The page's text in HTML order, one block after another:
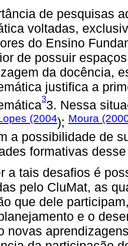
de pesquisas
voltadas,
do Ensino
de possuir
da docência,
justifica a
33. Nessa
(2004); Moura
a possibilidade de
formativas
a tais desafios é
pelo CluMat, as
que dele
e o
novas